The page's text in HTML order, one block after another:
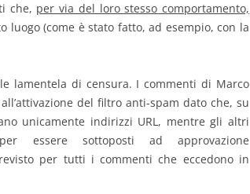
che, per via del loro stesso comportamento,
luogo (come è stato fatto, ad esempio, con la
lamentela di censura. I commenti di Marco
del filtro anti-spam dato che, su
unicamente indirizzi URL, mentre gli altri
essere sottoposti ad approvazione
per tutti i commenti che eccedono in